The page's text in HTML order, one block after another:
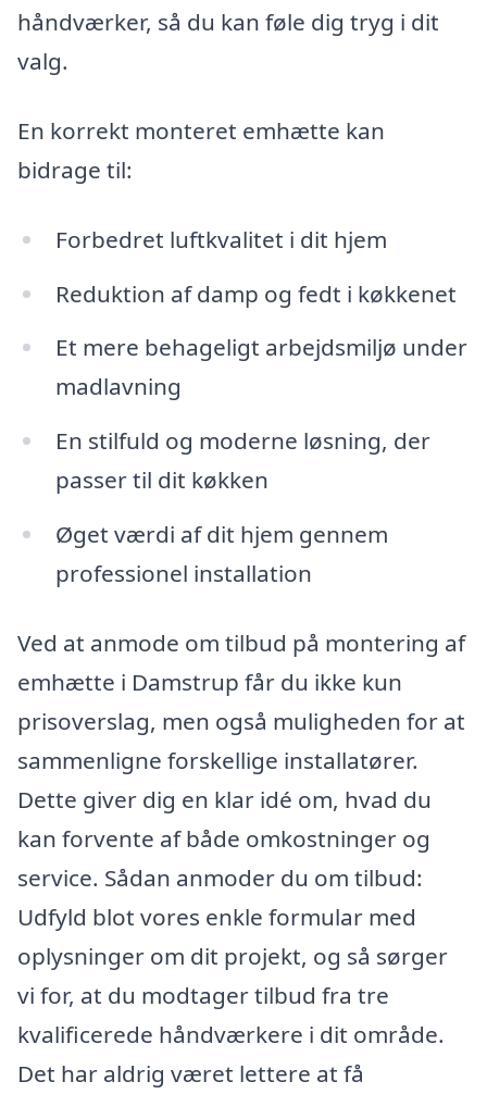
håndværker, så du kan føle dig tryg i dit
valg.
En korrekt monteret emhætte kan
bidrage til:
Forbedret luftkvalitet i dit hjem
Reduktion af damp og fedt i køkkenet
Et mere behageligt arbejdsmiljø under
madlavning
En stilfuld og moderne løsning, der
passer til dit køkken
Øget værdi af dit hjem gennem
professionel installation
Ved at anmode om tilbud på montering af
emhætte i Damstrup får du ikke kun
prisoverslag, men også muligheden for at
sammenligne forskellige installatører.
Dette giver dig en klar idé om, hvad du
kan forvente af både omkostninger og
service. Sådan anmoder du om tilbud:
Udfyld blot vores enkle formular med
oplysninger om dit projekt, og så sørger
vi for, at du modtager tilbud fra tre
kvalificerede håndværkere i dit område.
Det har aldrig været lettere at få